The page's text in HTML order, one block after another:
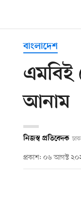
বাংলাদেশ
এমবিই
আনাম
নিজস্ব প্রতিবেদক
প্রকাশ: ০৬ আগস্ট